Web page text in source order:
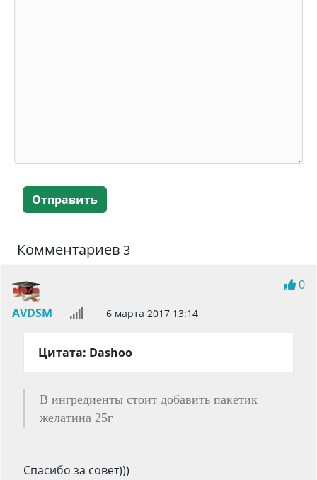
Отправить
Комментариев 3
0
AVDSM
6 марта 2017 13:14
Цитата: Dashoo
В ингредиенты стоит добавить пакетик
желатина 25г
Спасибо за совет)))